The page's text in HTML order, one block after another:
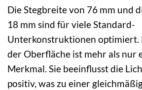
Die Stegbreite von 76 mm und
18 mm sind für viele Standard-
Unterkonstruktionen optimiert.
der Oberfläche ist mehr als nur
Merkmal. Sie beeinflusst die
positiv, was zu einer